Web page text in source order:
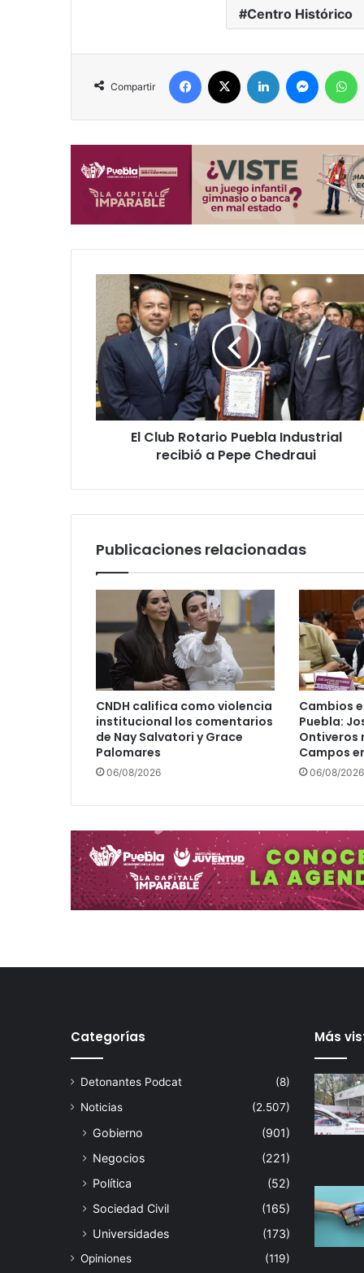
Centro Histórico
Compartir
E
u
b
R
o
t
o
b
l
a
n
u
t
r
i
a
l
r
i
b
i
ó
a
P
e
d
u
i
El Club Rotario Puebla Industrial
recibió a Pepe Chedraui
Publicaciones relacionadas
CNDH califica como violencia
institucional los comentarios
de Nay Salvatori y Grace
Palomares
06/08/2026
Cambios
Puebla:
Ontiveros
Campos
06/08/2026
Categorías
Detonantes Podcat
(8)
Noticias
(2.507)
Gobierno
(901)
Negocios
(221)
Política
(52)
Sociedad Civil
(165)
Universidades
(173)
Opiniones (119)
Más